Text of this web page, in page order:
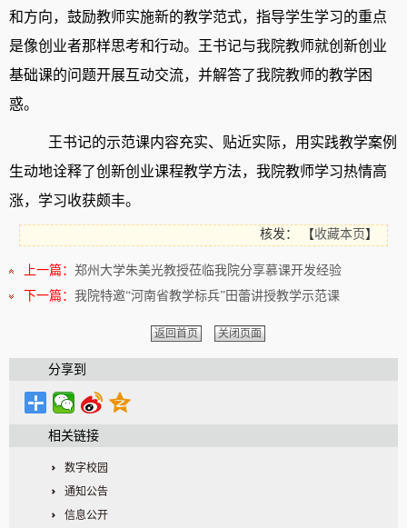
和方向，鼓励教师实施新的教学范式，指导学生学习的重点
是像创业者那样思考和行动。王书记与我院教师就创新创业
基础课的问题开展互动交流，并解答了我院教师的教学困
惑。
王书记的示范课内容充实、 贴近实际，用 实践教学案例
生动地诠释了创新创业课程教学方法， 我院教师学习热情高
涨，学习收获颇丰。
核发： 【收藏本页 】
上一篇： 郑州大学朱美光教授莅临我院分享慕课开发经验
下一篇： 我院特邀“河南省教学标兵”田蕾讲授教学示范课
返回首页 关闭页面
分享到
相关链接
数字校园
通知公告
信息公开